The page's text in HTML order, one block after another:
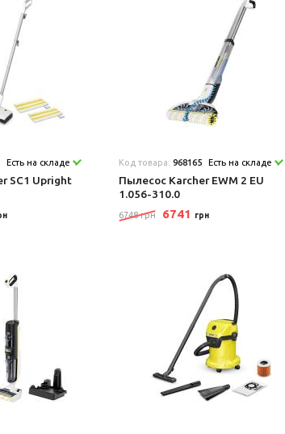
Есть на складе
SC1 Upright
Код товара: 968165 Есть на складе
Пылесос Karcher EWM 2 EU
1.056-310.0
6748 грн 6741 грн